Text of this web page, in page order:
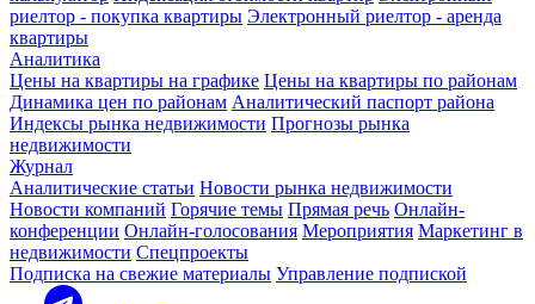
риелтор - покупка квартиры Электронный риелтор - аренда
квартиры
Аналитика
Цены на квартиры на графике Цены на квартиры по районам
Динамика цен по районам Аналитический паспорт района
Индексы рынка недвижимости Прогнозы рынка
недвижимости
Журнал
Аналитические статьи Новости рынка недвижимости
Новости компаний Горячие темы Прямая речь Онлайн-
конференции Онлайн-голосования Мероприятия Маркетинг в
недвижимости Спецпроекты
Подписка на свежие материалы Управление подпиской